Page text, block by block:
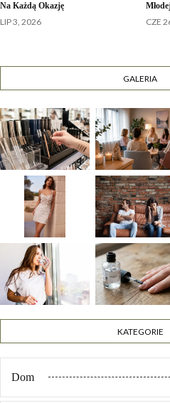
Na Każdą Okazję
LIP 3, 2026 CZE
GALERIA
KATEGORIE
Dom